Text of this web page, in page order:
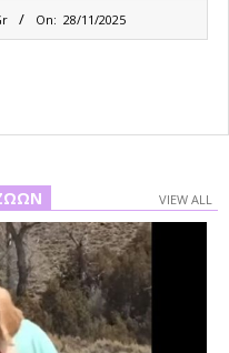
On: 28/11/2025
VIEW ALL